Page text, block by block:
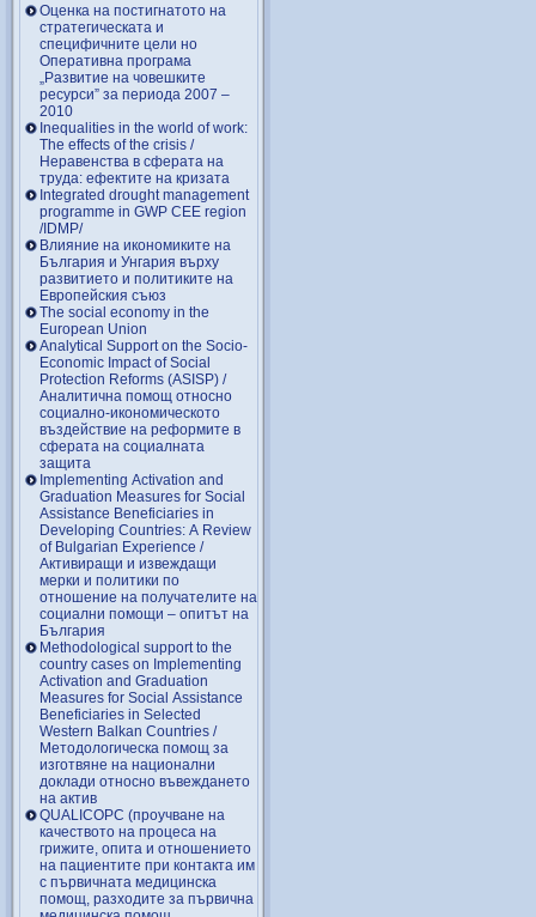
Оценка на постигнатото на
стратегическата и
специфичните цели но
Оперативна програма
„Развитие на човешките
ресурси” за периода 2007 –
2010
Inequalities in the world of work:
The effects of the crisis /
Неравенства в сферата на
труда: ефектите на кризата
Integrated drought management
programme in GWP CEE region
/IDMP/
Влияние на икономиките на
България и Унгария върху
развитието и политиките на
Европейския съюз
The social economy in the
European Union
Analytical Support on the Socio-
Economic Impact of Social
Protection Reforms (ASISP) /
Аналитична помощ относно
социално-икономическото
въздействие на реформите в
сферата на социалната
защита
Implementing Activation and
Graduation Measures for Social
Assistance Beneficiaries in
Developing Countries: A Review
of Bulgarian Experience /
Активиращи и извеждащи
мерки и политики по
отношение на получателите на
социални помощи – опитът на
България
Methodological support to the
country cases on Implementing
Activation and Graduation
Measures for Social Assistance
Beneficiaries in Selected
Western Balkan Countries /
Методологическа помощ за
изготвяне на национални
доклади относно въвеждането
на актив
QUALICOPC (проучване на
качеството на процеса на
грижите, опита и отношението
на пациентите при контакта им
с първичната медицинска
помощ, разходите за първична